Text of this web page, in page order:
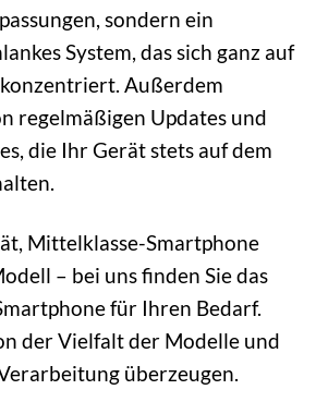
sondern ein
System, das sich ganz auf
Außerdem
regelmäßigen Updates und
die Ihr Gerät stets auf dem
Mittelklasse-Smartphone
– bei uns finden Sie das
für Ihren Bedarf.
der Vielfalt der Modelle und
überzeugen.